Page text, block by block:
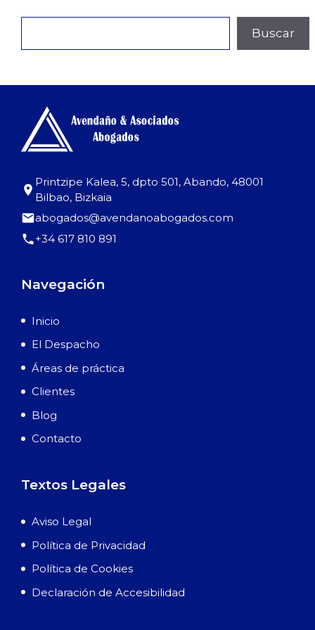
Buscar
Printzipe Kalea, 5, dpto 501, Abando, 48001
Bilbao, Bizkaia
abogados@avendanoabogados.com
+34 617 810 891
Navegación
Inicio
El Despacho
Áreas de práctica
Clientes
Blog
Contacto
Textos Legales
Aviso Legal
Política de Privacidad
Política de Cookies
Declaración de Accesibilidad